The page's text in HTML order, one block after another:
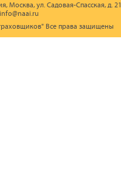
Москва, ул. Садовая-Спасская, д.
Все права защищены